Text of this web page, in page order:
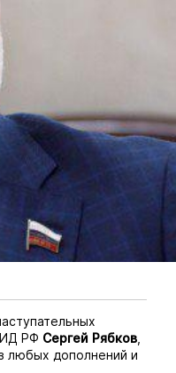
РФ Сергей Рябков,
любых дополнений и